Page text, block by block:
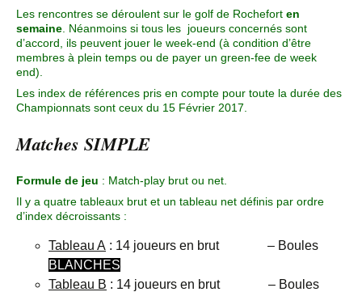
Les rencontres se déroulent sur le golf de Rochefort en
semaine . Néanmoins si tous les joueurs concernés sont
d’accord, ils peuvent jouer le week-end (à condition d’être
membres à plein temps ou de payer un green-fee de week
end).
Les index de références pris en compte pour toute la durée des
Championnats sont ceux du 15 Février 2017.
Matches SIMPLE
Formule de jeu : Match-play brut ou net.
Il y a quatre tableaux brut et un tableau net définis par ordre
d’index décroissants :
Tableau A : 14 joueurs en brut – Boules
BLANCHES
Tableau B : 14 joueurs en brut – Boules